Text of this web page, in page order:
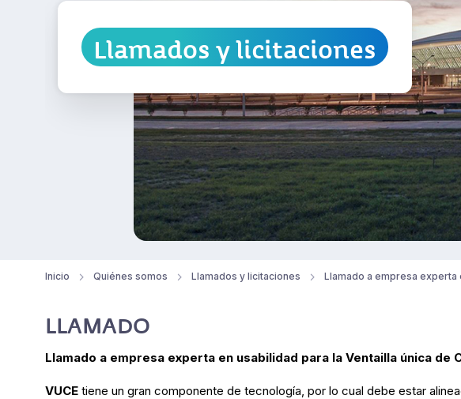
Llamados y licitaciones
Inicio Quiénes somos Llamados y licitaciones Llamado a empresa experta
LLAMADO
Llamado a empresa experta en usabilidad para la Ventailla única de
VUCE tiene un gran componente de tecnología, por lo cual debe estar